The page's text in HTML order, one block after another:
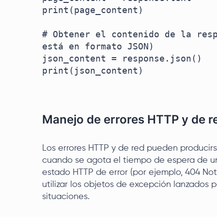
print(page_content)
# Obtener el contenido de la
está en formato JSON)
json_content = response.json()
print(json_content)
Manejo de errores HTTP y de
Los errores HTTP y de red pueden
cuando se agota el tiempo de espera de
estado HTTP de error (por ejemplo, 404
utilizar los objetos de excepción lanzados
situaciones.